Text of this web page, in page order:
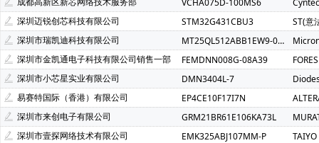
Atmel(爱特梅尔)(1)
Avago(安华高)(1)
BELLING(上海贝
C&K Components(1)
Everest-semi(顺芯)(1)
ESMT(晶
INTEL(英特尔)(1)
IXYS(艾赛斯)(1)
Lattice(莱迪斯)(1)
PULSE ELECTRONICS(1)
Rubycon(红宝石)(1)
U-BLOX(
SOC(赛元微)(1)
Createk Micro(达晶微)(1)
TONTEK(台
Anlogic(安路科技)(1)
HEXIN(禾芯微)(1)
Chipanalog(川
SHOU HAN(首韩)(1)
RYCHiP(蕊源)(1) Unilc(紫光国芯
深圳迈锐创芯科技有限公司
STM32G431CBU3
ST(意
深圳市瑞凯迪科技有限公司
MT25QL512ABB1EW9-0SIT
深圳市金凯通电子科技有限公司销售一部
FEMDNN008G-08A39
深圳市小芯星实业有限公司
DMN3404L-7
易赛特国际（香港）有限公司
EP4CE10F17I7N
深圳市来创电子有限公司
GRM21BR61E106KA73L
深圳市壹探网络技术有限公司
EMK325ABJ107MM-P